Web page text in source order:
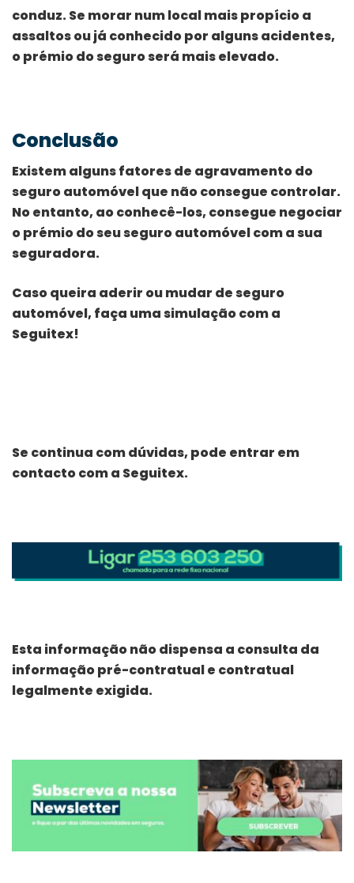
conduz. Se morar num local mais propício a
assaltos ou já conhecido por alguns acidentes,
o prémio do seguro será mais elevado.
Conclusão
Existem alguns fatores de agravamento do
seguro automóvel que não consegue controlar.
No entanto, ao conhecê-los, consegue negociar
o prémio do seu seguro automóvel com a sua
seguradora.
Caso queira aderir ou mudar de seguro
automóvel, faça uma simulação com a
Seguitex!
Se continua com dúvidas, pode entrar em
contacto com a Seguitex.
Esta informação não dispensa a consulta da
informação pré-contratual e contratual
legalmente exigida.